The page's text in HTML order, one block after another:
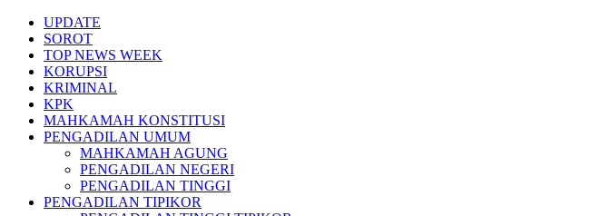
Skip
content
UPDATE
SOROT
TOP NEWS WEEK
KORUPSI
KRIMINAL
KPK
MAHKAMAH KONSTITUSI
PENGADILAN UMUM
MAHKAMAH AGUNG
PENGADILAN NEGERI
PENGADILAN TINGGI
PENGADILAN TIPIKOR